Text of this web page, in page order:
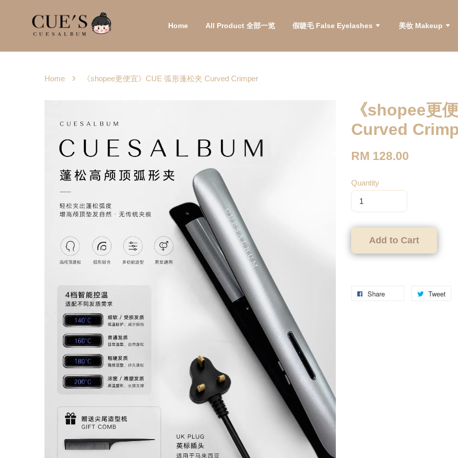
Home All Product 全部一览 假睫毛 False Eyelashes 美妆 Makeup
Home › 《shopee更便宜》CUE 弧形蓬松夹 Curved Crimper
《shopee更
Curved
RM 128.00
Quantity
Add to Cart
Share Tweet